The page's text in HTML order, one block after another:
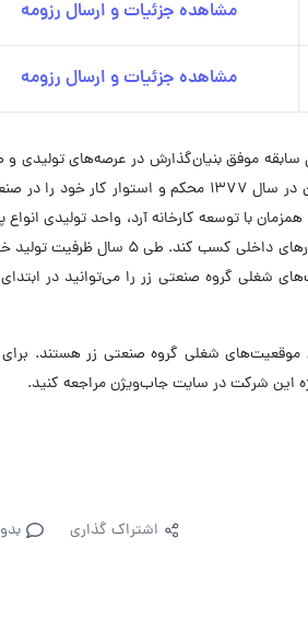
مشاهده جزئیات و ارسال رزومه
مشاهده جزئیات و ارسال رزومه
صنعتی و پژوهشی زر با اعتقاد به توان سرزمین خود و با پشتوانه ۳۰ سال سابقه موفق بنیان‌گذارش در عرصه‌های
زیرساخت خود را در سال ۱۳۷۲ با تأسیس واحد تولیدی آرد فراهم کرد و با راه‌اندازی آن در سال ۱۳۷۷ محکم و
کرد. همزمان با توسعه کارخانه آرد، واحد تولیدی انواع
در سال ۱۳۸۴ راه‌اندازی کرد و توانست با تولید محصولات با کیفیت، سهم موثری در بازارهای داخلی
شغلی گروه صنعتی زر را می‌توانید در
شغلی گروه صنعتی زر هستند.
این شرکت در سایت جاب‌ویژن مراجعه کنید.
اشتراک گذاری